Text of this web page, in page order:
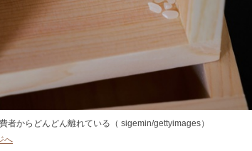
者からどんどん離れている（ sigemin/gettyimages）
へ